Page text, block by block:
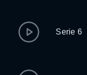
Serie 6